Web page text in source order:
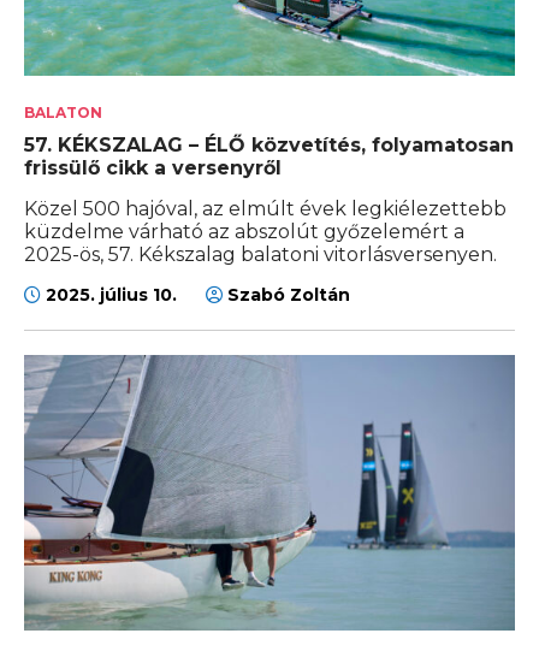
BALATON
57. KÉKSZALAG – ÉLŐ közvetítés, folyamatosan
frissülő cikk a versenyről
Közel 500 hajóval, az elmúlt évek legkiélezettebb
küzdelme várható az abszolút győzelemért a
2025-ös, 57. Kékszalag balatoni vitorlásversenyen.
2025. július 10. Szabó Zoltán